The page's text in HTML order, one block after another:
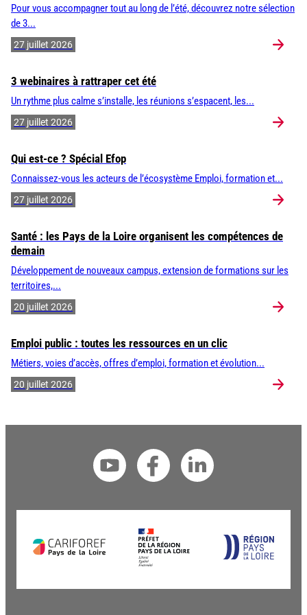
Pour vous accompagner tout au long de l’été, découvrez notre sélection
de 3...
27 juillet 2026
3 webinaires à rattraper cet été
Un rythme plus calme s’installe, les réunions s’espacent, les...
27 juillet 2026
Qui est-ce ? Spécial Efop
Connaissez-vous les acteurs de l’écosystème Emploi, formation et...
27 juillet 2026
Santé : les Pays de la Loire organisent les compétences de
demain
Développement de nouveaux campus, extension de formations sur les
territoires,...
20 juillet 2026
Emploi public : toutes les ressources en un clic
Métiers, voies d’accès, offres d’emploi, formation et évolution...
20 juillet 2026